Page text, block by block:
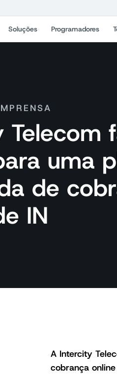
Soluções Programadores
Telecom
uma
de
IN
A Intercity
cobrança